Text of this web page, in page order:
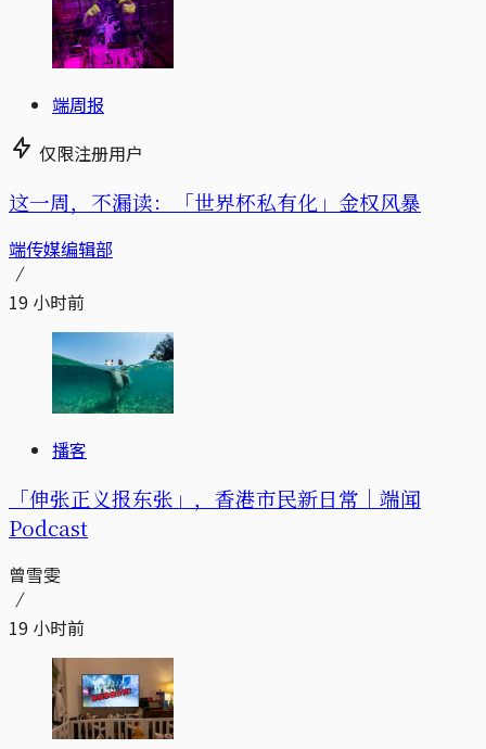
端周报
仅限注册用户
这一周，不漏读：「世界杯私有化」金权风暴
端传媒编辑部
19 小时前
播客
「伸张正义报东张」，香港市民新日常｜端闻
Podcast
曾雪雯
19 小时前